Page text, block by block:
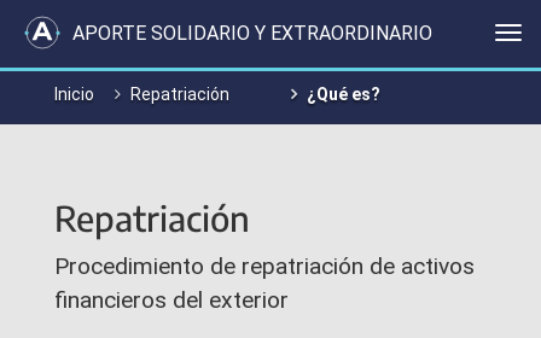
APORTE SOLIDARIO Y EXTRAORDINARIO
Inicio Repatriación ¿Qué es?
Repatriación
Procedimiento de repatriación de activos
financieros del exterior